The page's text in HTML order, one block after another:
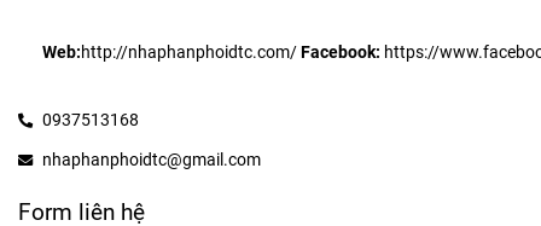
Web:http://nhaphanphoidtc.com/Facebook: https://
0937513168
nhaphanphoidtc@gmail.com
Form liên hệ